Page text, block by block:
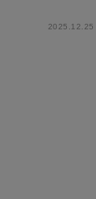
2025.12.25